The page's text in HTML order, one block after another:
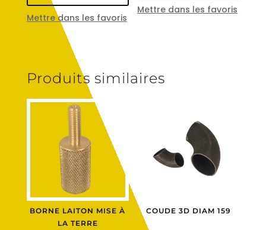
Mettre dans les favoris
Mettre dans les favoris
Produits similaires
BORNE LAITON MISE À
LA TERRE
COUDE 3D DIAM 159